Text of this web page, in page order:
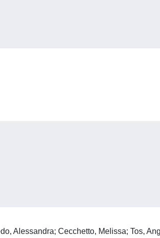
Alessandra; Cecchetto, Melissa; Tos,